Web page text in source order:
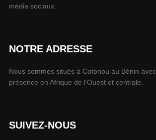
média sociaux.
NOTRE ADRESSE
Nous sommes situés à Cotonou au Bénin
présence en Afrique de l'Ouest et centrale.
SUIVEZ-NOUS